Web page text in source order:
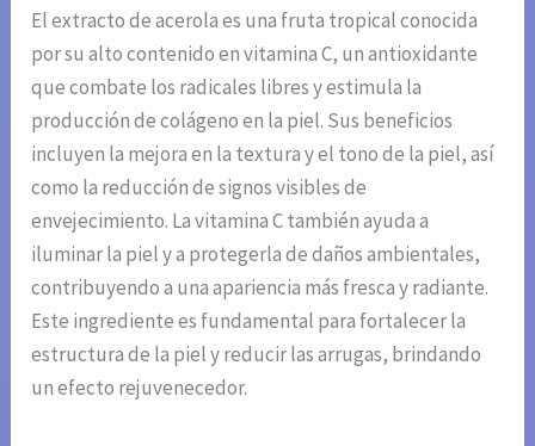
El extracto de acerola es una fruta tropical conocida
por su alto contenido en vitamina C, un antioxidante
que combate los radicales libres y estimula la
producción de colágeno en la piel. Sus beneficios
incluyen la mejora en la textura y el tono de la piel, así
como la reducción de signos visibles de
envejecimiento. La vitamina C también ayuda a
iluminar la piel y a protegerla de daños ambientales,
contribuyendo a una apariencia más fresca y radiante.
Este ingrediente es fundamental para fortalecer la
estructura de la piel y reducir las arrugas, brindando
un efecto rejuvenecedor.